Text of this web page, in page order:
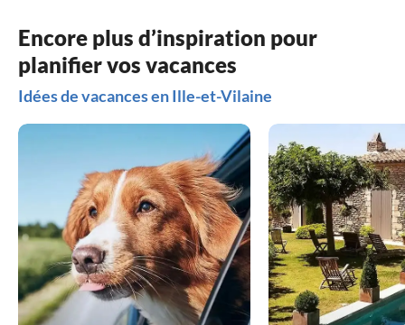
Encore plus d’inspiration pour
planifier vos vacances
Idées de vacances en Ille-et-Vilaine